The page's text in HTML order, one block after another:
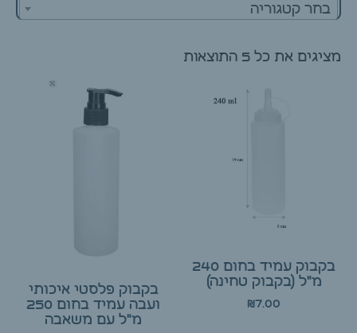
בחר קטגוריה
מציגים את כל ⁦5⁩ התוצאות
בקבוק עמיד בחום 240
מ"ל (בקבוק טחינה)
₪7.00
בקבוק פלסטי איכותי
ועבה עמיד בחום 250
מ"ל עם משאבה